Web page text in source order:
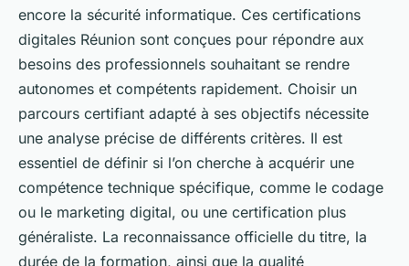
encore la sécurité informatique. Ces certifications
digitales Réunion sont conçues pour répondre aux
besoins des professionnels souhaitant se rendre
autonomes et compétents rapidement. Choisir un
parcours certifiant adapté à ses objectifs nécessite
une analyse précise de différents critères. Il est
essentiel de définir si l’on cherche à acquérir une
compétence technique spécifique, comme le codage
ou le marketing digital, ou une certification plus
généraliste. La reconnaissance officielle du titre, la
durée de la formation, ainsi que la qualité